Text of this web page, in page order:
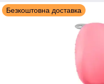
Безкоштовна доставка